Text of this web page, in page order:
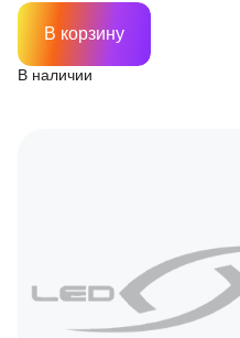
В наличии
В корзину